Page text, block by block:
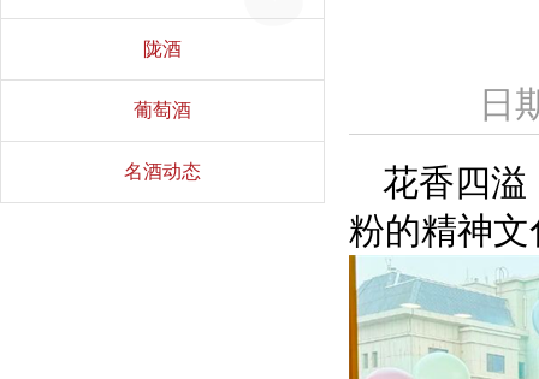
陇酒
葡萄酒
名酒动态
日
花香四溢
粉的精神